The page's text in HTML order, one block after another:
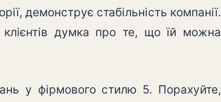
демонструє стабільність компанії.
клієнтів думка про те, що їй можна
у фірмового стилю 5. Порахуйте,